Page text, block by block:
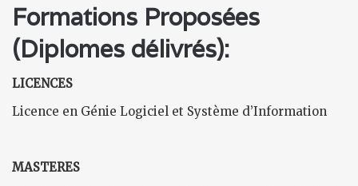
Formations Proposées
(Diplomes délivrés):
LICENCES
Licence en Génie Logiciel et Système d’Information
MASTERES